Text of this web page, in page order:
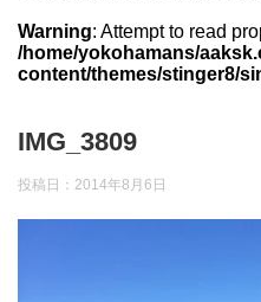
Warning: Attempt to read
/home/yokohamans/
content/themes/stinger8/
IMG_3809
投稿日： 2014年8月6日